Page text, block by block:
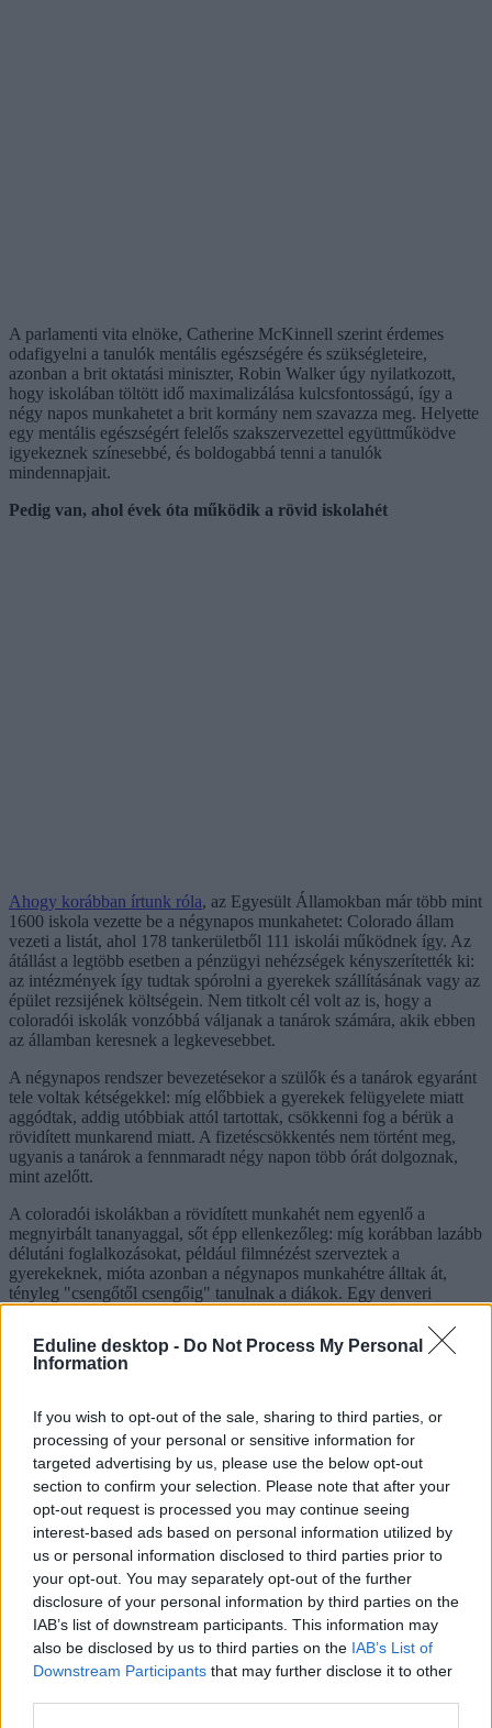
Eduline desktop - Do Not Process My Personal
Information
If you wish to opt-out of the sale, sharing to third parties, or
processing of your personal or sensitive information for
targeted advertising by us, please use the below opt-out
section to confirm your selection. Please note that after your
opt-out request is processed you may continue seeing
interest-based ads based on personal information utilized by
us or personal information disclosed to third parties prior to
your opt-out. You may separately opt-out of the further
disclosure of your personal information by third parties on the
IAB’s list of downstream participants. This information may
also be disclosed by us to third parties on the IAB’s List of
Downstream Participants that may further disclose it to other
A parlamenti vita elnöke, Catherine McKinnell szerint érdemes
odafigyelni a tanulók mentális egészségére és szükségleteire,
azonban a brit oktatási miniszter, Robin Walker úgy nyilatkozott,
hogy iskolában töltött idő maximalizálása kulcsfontosságú, így a
négy napos munkahetet a brit kormány nem szavazza meg. Helyette
egy mentális egészségért felelős szakszervezettel együttműködve
igyekeznek színesebbé, és boldogabbá tenni a tanulók
mindennapjait.
Pedig van, ahol évek óta működik a rövid iskolahét
Ahogy korábban írtunk róla, az Egyesült Államokban már több mint
1600 iskola vezette be a négynapos munkahetet: Colorado állam
vezeti a listát, ahol 178 tankerületből 111 iskolái működnek így. Az
átállást a legtöbb esetben a pénzügyi nehézségek kényszerítették ki:
az intézmények így tudtak spórolni a gyerekek szállításának vagy az
épület rezsijének költségein. Nem titkolt cél volt az is, hogy a
coloradói iskolák vonzóbbá váljanak a tanárok számára, akik ebben
az államban keresnek a legkevesebbet.
A négynapos rendszer bevezetésekor a szülők és a tanárok egyaránt
tele voltak kétségekkel: míg előbbiek a gyerekek felügyelete miatt
aggódtak, addig utóbbiak attól tartottak, csökkenni fog a bérük a
rövidített munkarend miatt. A fizetéscsökkentés nem történt meg,
ugyanis a tanárok a fennmaradt négy napon több órát dolgoznak,
mint azelőtt.
A coloradói iskolákban a rövidített munkahét nem egyenlő a
megnyirbált tananyaggal, sőt épp ellenkezőleg: míg korábban lazább
délutáni foglalkozásokat, például filmnézést szerveztek a
gyerekeknek, mióta azonban a négynapos munkahétre álltak át,
tényleg "csengőtől csengőig" tanulnak a diákok. Egy denveri
hatékonyabbá váltak: szerintük a négynapos munkahét az oktatás
egészségesebb és kiegyensúlyozottabb formája.